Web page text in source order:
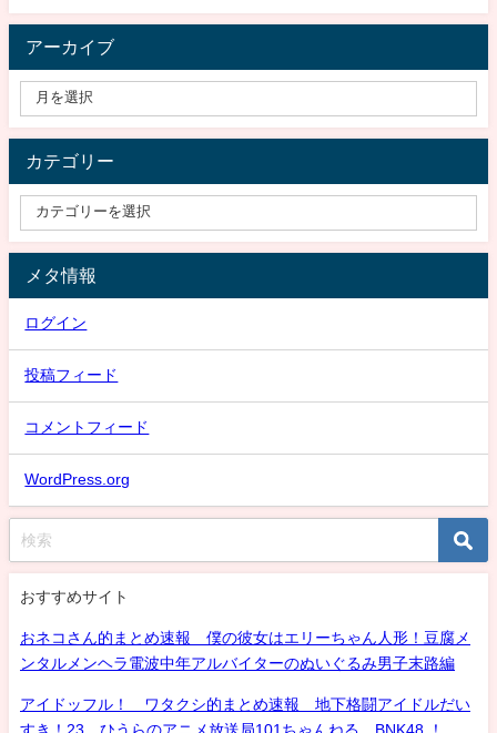
アーカイブ
カテゴリー
メタ情報
ログイン
投稿フィード
コメントフィード
WordPress.org
おすすめサイト
おネコさん的まとめ速報 僕の彼女はエリーちゃん人形！豆腐メ
ンタルメンヘラ電波中年アルバイターのぬいぐるみ男子末路編
アイドッフル！ ワタクシ的まとめ速報 地下格闘アイドルだい